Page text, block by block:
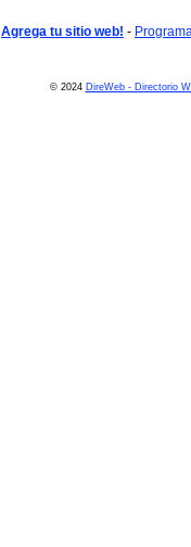
Agrega tu sitio web! -
© 2024 DireWeb - Directorio